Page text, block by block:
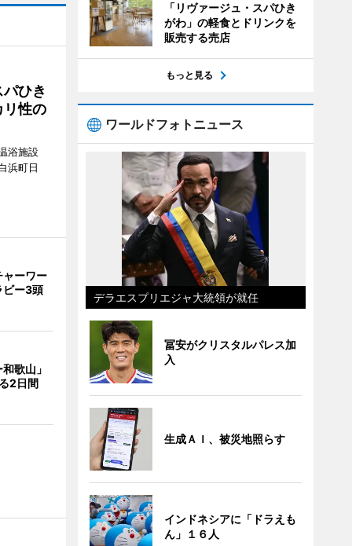
ひき
性の
浴施設
浜町日
ャーワー
ビー3頭
歌山」
2日間
「リヴァージュ・スパひき
がわ」の軽食とドリンクを
販売する売店
もっと見る
ワールドフォトニュース
デラエスプリエジャ大統領が就任
冨安がクリスタルパレス加
入
生成ＡＩ、被災地照らす
インドネシアに「ドラえも
ん」１６人